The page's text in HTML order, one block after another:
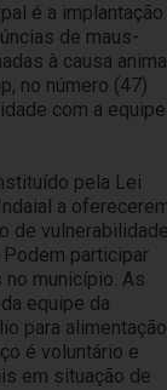
é a implantação
de maus-
à causa
no número (47)
com a equipe
pela Lei
a
de
participar
município. As
equipe da
para
é voluntário e
em situação de